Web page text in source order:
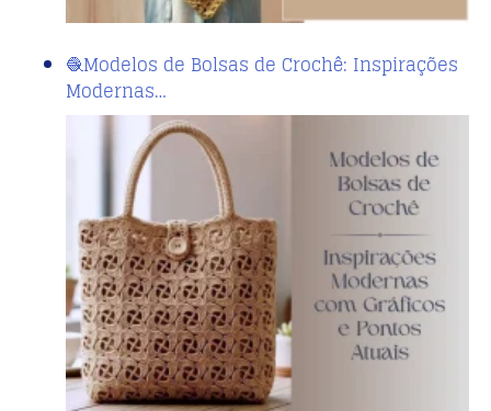
🧶Modelos de Bolsas de Crochê: Inspirações
Modernas…